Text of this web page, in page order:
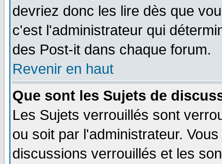
devriez donc les lire dès que
c'est l'administrateur qui
des Post-it dans chaque forum.
Revenir en haut
Que sont les Sujets de
Les Sujets verrouillés sont
ou soit par l'administrateur.
discussions verrouillés et les